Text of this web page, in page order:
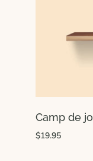
Camp de
$19.95